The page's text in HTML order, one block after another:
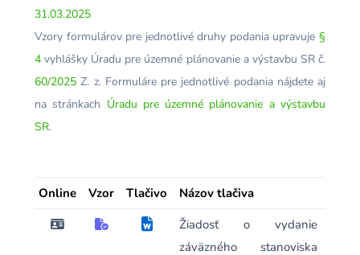
31.03.2025
Vzory formulárov pre jednotlivé druhy podania upravuje §
4 vyhlášky Úradu pre územné plánovanie a výstavbu SR č.
60/2025 Z. z. Formuláre pre jednotlivé podania nájdete aj
na stránkach Úradu pre územné plánovanie a výstavbu
SR.
Online Vzor Tlačivo
Názov tlačiva
Žiadosť o vydanie
záväzného stanoviska